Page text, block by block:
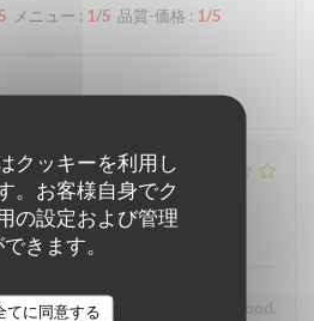
クッキーを利用し
。お客様自身でク
の設定および管理
きます。
てに同意する
メニュー : 1/5 品質-価格 : 1/5
4
メニュー: 1 /5 品質-価格
Stale bread. Disappointing food.